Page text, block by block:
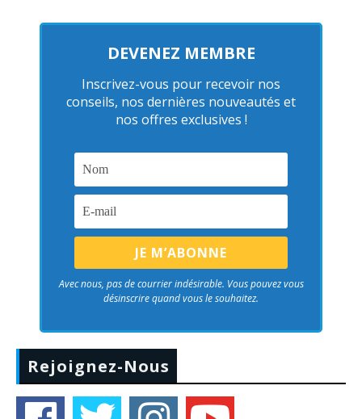
DEVENEZ MEMBRE
Inscrivez-vous pour recevoir nos
conseils, nos dernières nouveautés et
nos offres exclusives !
Avec nous, pas de courrier indésirable. Vous pouvez vous
désinscrire quand vous le souhaitez.
Rejoignez-Nous